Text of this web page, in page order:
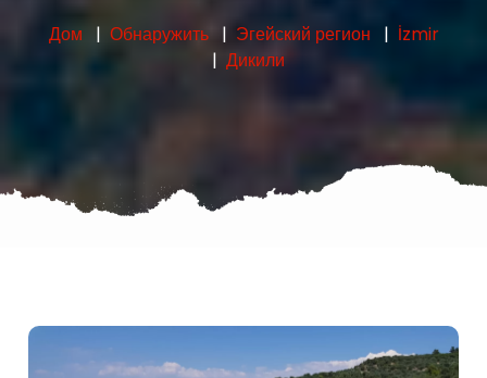
Дом Обнаружить Эгейский регион
İzmir
Дикили